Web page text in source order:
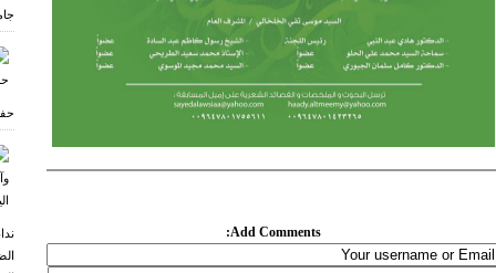
Add Comments: